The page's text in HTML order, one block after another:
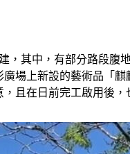
其中，有部分路段腹
場上新設的藝術品「
且在日前完工啟用後